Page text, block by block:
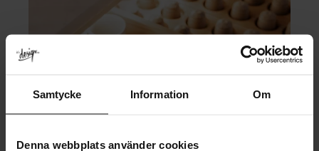
Samtycke Information Om
Denna webbplats använder cookies